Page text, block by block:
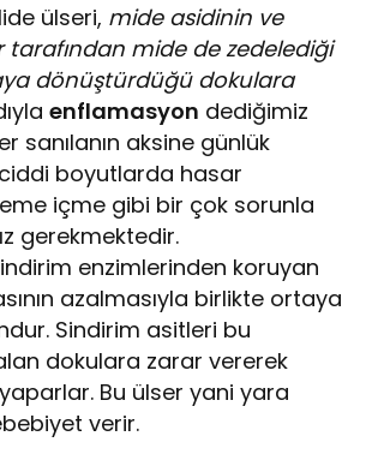
ülseri, mide asidinin ve
tarafından mide de zedelediği
dönüştürdüğü dokulara
enflamasyon dediğimiz
sanılanın aksine günlük
ciddi boyutlarda hasar
içme gibi bir çok sorunla
gerekmektedir.
enzimlerinden koruyan
azalmasıyla birlikte ortaya
Sindirim asitleri bu
dokulara zarar vererek
Bu ülser yani yara
verir.